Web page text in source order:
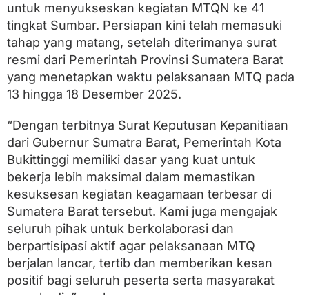
S
u
m
b
a
r
e
a
l
u
i
D
a
l
g
d
R
R
untuk menyukseskan kegiatan MTQN ke 41
tingkat Sumbar. Persiapan kini telah memasuki
tahap yang matang, setelah diterimanya surat
resmi dari Pemerintah Provinsi Sumatera Barat
yang menetapkan waktu pelaksanaan MTQ pada
13 hingga 18 Desember 2025.
“Dengan terbitnya Surat Keputusan Kepanitiaan
dari Gubernur Sumatra Barat, Pemerintah Kota
Bukittinggi memiliki dasar yang kuat untuk
bekerja lebih maksimal dalam memastikan
kesuksesan kegiatan keagamaan terbesar di
Sumatera Barat tersebut. Kami juga mengajak
seluruh pihak untuk berkolaborasi dan
berpartisipasi aktif agar pelaksanaan MTQ
berjalan lancar, tertib dan memberikan kesan
positif bagi seluruh peserta serta masyarakat